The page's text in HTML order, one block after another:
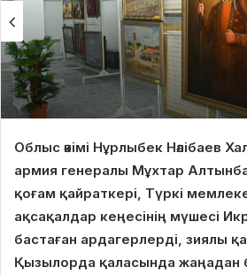
Облыс әкімі Нұрлыбек Нәлібаев
армия генералы Мұхтар
қоғам қайраткері, Түркі
ақсақалдар кеңесінің мүшесі
бастаған ардагерлерді, зиялы
Қызылорда қаласында жаңадан